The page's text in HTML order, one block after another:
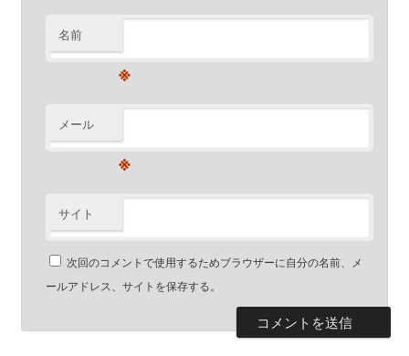
名前
※
メール
※
サイト
次回のコメントで使用するためブラウザーに自分の名前、メ
ールアドレス、サイトを保存する。